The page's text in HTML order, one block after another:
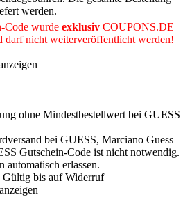
werden.
Code wurde exklusiv COUPONS.DE
darf nicht weiterveröffentlicht werden!
ohne Mindestbestellwert bei GUESS
bei GUESS, Marciano Guess
Gutschein-Code ist nicht notwendig.
automatisch erlassen.
Gültig bis auf Widerruf
anzeigen